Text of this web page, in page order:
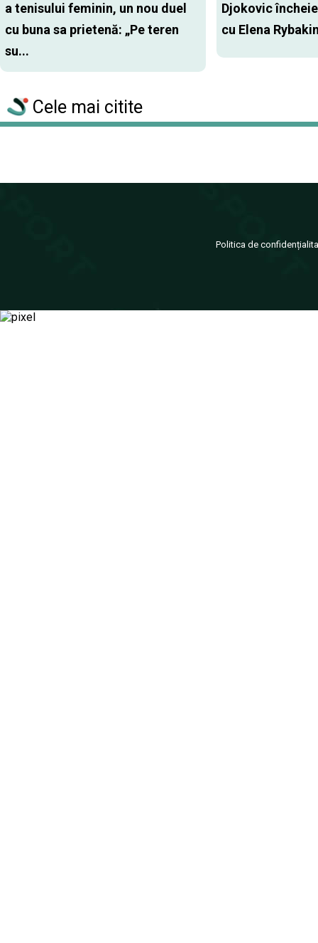
a tenisului feminin, un nou duel
cu buna sa prietenă: „Pe teren
su...
Djokovic
cu Elena
Cele mai citite
Politica de